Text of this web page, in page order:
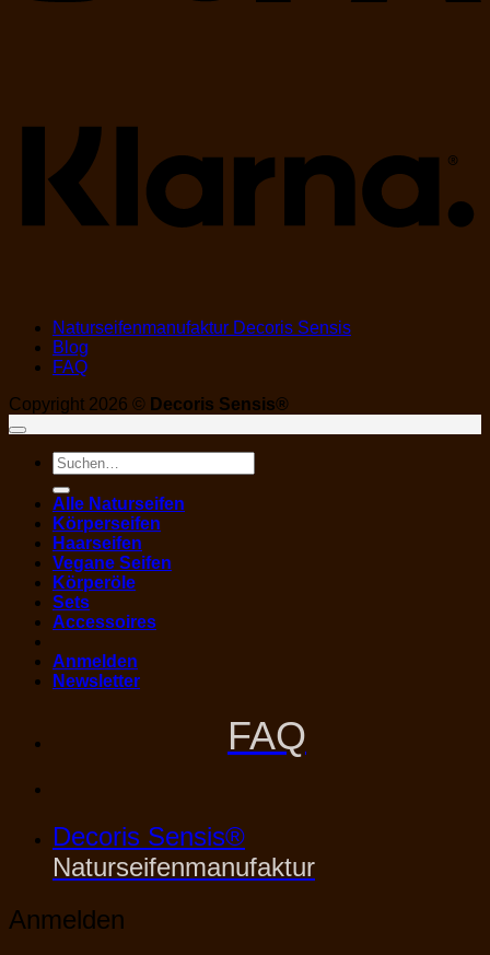
Naturseifenmanufaktur Decoris Sensis
Blog
FAQ
Copyright 2026 © Decoris Sensis®
Suchen
nach:
Alle Naturseifen
Körperseifen
Haarseifen
Vegane Seifen
Körperöle
Sets
Accessoires
Anmelden
Newsletter
FAQ
Decoris Sensis®
Naturseifenmanufaktur
Anmelden